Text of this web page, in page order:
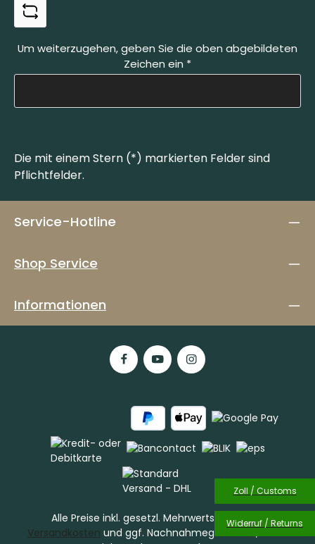
Um weiterzugehen, geben Sie die oben abgebildeten
Zeichen ein *
Die mit einem Stern (*) markierten Felder sind
Pflichtfelder.
Service-Hotline
Shop Service
Informationen
Alle Preise inkl. gesetzl. Mehrwertsteuer zzgl.
Versandkosten und ggf. Nachnahmegebühren, wenn
Zoll / Customs
Widerruf / Returns